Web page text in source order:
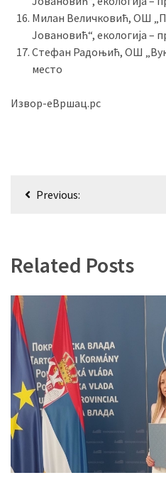
Милан Величковић, ОШ
Јовановић“, екологија –
Стефан Радоњић, ОШ
место
Извор-еВршац.рс
Кретање
Previous:
Related Posts